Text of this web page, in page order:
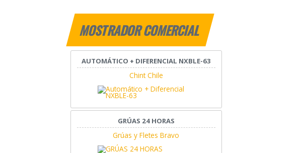
MOSTRADOR COMERCIAL
AUTOMÁTICO + DIFERENCIAL NXBLE-63
Chint Chile
GRÚAS 24 HORAS
Grúas y Fletes Bravo